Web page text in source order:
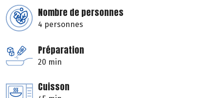
Nombre de personnes
4 personnes
Préparation
20 min
Cuisson